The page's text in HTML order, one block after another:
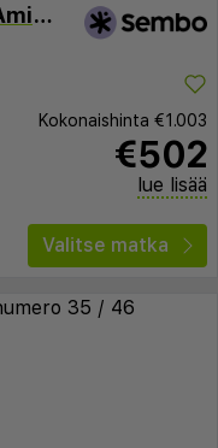
Bellevue Maradiso Casa by Aminess
Kokonaishinta €1.003
€502
lue lisää
Valitse matka